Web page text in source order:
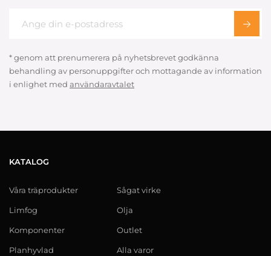
* genom att prenumerera på nyhetsbrevet godkänna
behandling av personuppgifter och mottagande av information
i enlighet med användaravtalet
KATALOG
Våra träprodukter
Limfog
Komponenter
Planhyvlad
Sågat virke
Olja
Outlet
Alla varor